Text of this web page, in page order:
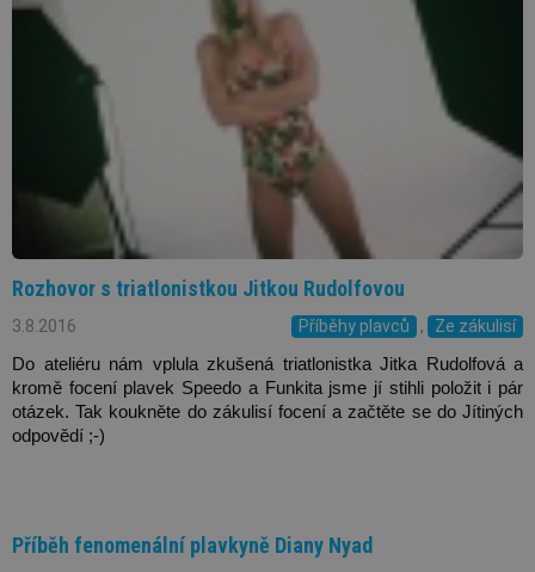
Rozhovor s triatlonistkou Jitkou Rudolfovou
3.8.2016 Příběhy plavců ,
Ze zákulisí
Do ateliéru nám vplula zkušená triatlonistka Jitka Rudolfová a
kromě focení plavek Speedo a Funkita jsme jí stihli položit i pár
otázek. Tak koukněte do zákulisí focení a začtěte se do Jítiných
odpovědí ;-)
Příběh fenomenální plavkyně Diany Nyad